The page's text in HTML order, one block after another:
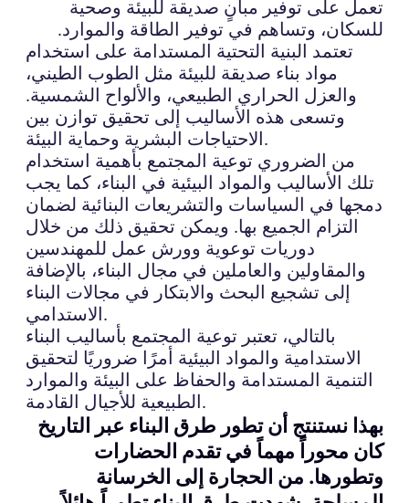
تعمل على توفير مبانٍ صديقة للبيئة وصحية
للسكان، وتساهم في توفير الطاقة والموارد.
تعتمد البنية التحتية المستدامة على استخدام
مواد بناء صديقة للبيئة مثل الطوب الطيني،
والعزل الحراري الطبيعي، والألواح الشمسية.
وتسعى هذه الأساليب إلى تحقيق توازن بين
الاحتياجات البشرية وحماية البيئة.
من الضروري توعية المجتمع بأهمية استخدام
تلك الأساليب والمواد البيئية في البناء، كما يجب
دمجها في السياسات والتشريعات البنائية لضمان
التزام الجميع بها. ويمكن تحقيق ذلك من خلال
دوريات توعوية وورش عمل للمهندسين
والمقاولين والعاملين في مجال البناء، بالإضافة
إلى تشجيع البحث والابتكار في مجالات البناء
الاستدامي.
بالتالي، تعتبر توعية المجتمع بأساليب البناء
الاستدامية والمواد البيئية أمرًا ضروريًا لتحقيق
التنمية المستدامة والحفاظ على البيئة والموارد
الطبيعية للأجيال القادمة.
بهذا نستنتج أن تطور طرق البناء عبر التاريخ
كان محوراً مهماً في تقدم الحضارات
وتطورها. من الحجارة إلى الخرسانة